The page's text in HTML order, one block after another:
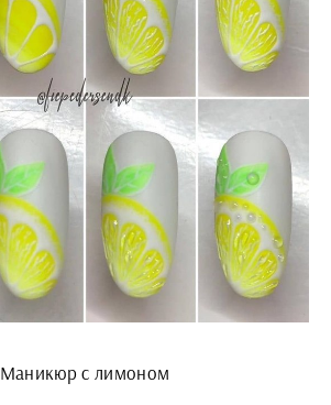
Маникюр с лимоном